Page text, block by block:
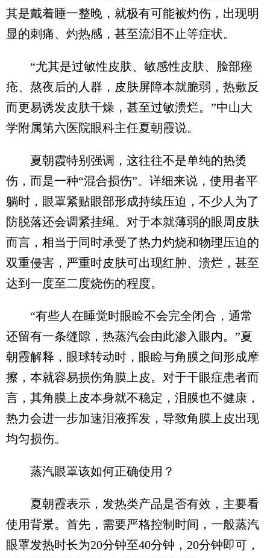
其是戴着睡一整晚，就极有可能被灼伤，出现明
显的刺痛、灼热感，甚至流泪不止等症状。
“尤其是过敏性皮肤、敏感性皮肤、脸部痤
疮、熬夜后的人群，皮肤屏障本就脆弱，热敷反
而更易诱发皮肤干燥，甚至过敏溃烂。”中山大
学附属第六医院眼科主任夏朝霞说。
夏朝霞特别强调，这往往不是单纯的热烫
伤，而是一种“混合损伤”。详细来说，使用者平
躺时，眼罩紧贴眼部形成持续压迫，不少人为了
防脱落还会调紧挂绳。对于本就薄弱的眼周皮肤
而言，相当于同时承受了热力灼烧和物理压迫的
双重侵害，严重时皮肤可出现红肿、溃烂，甚至
达到一度至二度烧伤的程度。
“有些人在睡觉时眼睑不会完全闭合，通常
还留有一条缝隙，热蒸汽会由此渗入眼内。”夏
朝霞解释，眼球转动时，眼睑与角膜之间形成摩
擦，本就容易损伤角膜上皮。对于干眼症患者而
言，其角膜上皮本身就不稳定，泪膜也不健康，
热力会进一步加速泪液挥发，导致角膜上皮出现
均匀损伤。
蒸汽眼罩该如何正确使用？
夏朝霞表示，发热类产品是否有效，主要看
使用背景。首先，需要严格控制时间，一般蒸汽
眼罩发热时长为20分钟至40分钟，20分钟即可，